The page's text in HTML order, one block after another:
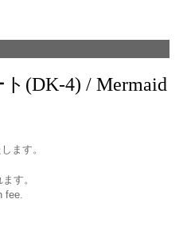
(DK-4) / Mermaid
ます。
す。
fee.